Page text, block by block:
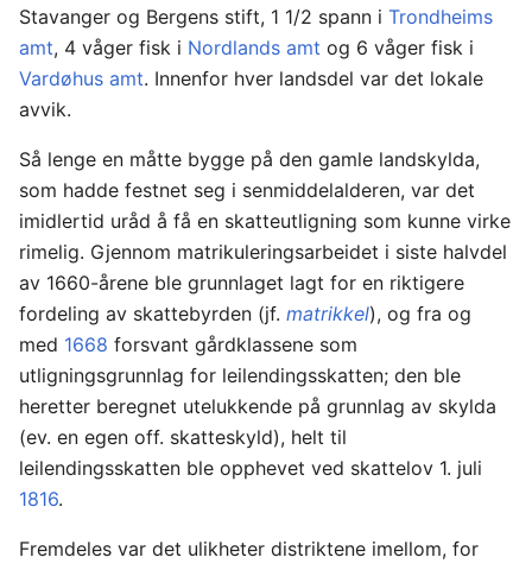
Stavanger og Bergens stift, 1 1/2 spann i Trondheims
amt, 4 våger fisk i Nordlands amt og 6 våger fisk i
Vardøhus amt. Innenfor hver landsdel var det lokale
avvik.
Så lenge en måtte bygge på den gamle landskylda,
som hadde festnet seg i senmiddelalderen, var det
imidlertid uråd å få en skatteutligning som kunne virke
rimelig. Gjennom matrikulerings­arbeidet i siste halvdel
av 1660-årene ble grunn­laget lagt for en riktigere
fordeling av skatte­byrden (jf. matrikkel), og fra og
med 1668 forsvant gårdklassene som
utligningsgrunnlag for leilendingsskatten; den ble
heretter beregnet utelukkende på grunnlag av skylda
(ev. en egen off. skatteskyld), helt til
leilendingsskatten ble opphevet ved skattelov 1. juli
1816.
Fremdeles var det ulikheter distriktene imellom, for